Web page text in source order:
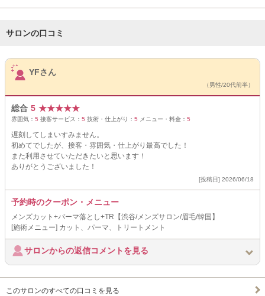
サロンの口コミ
サロンPick Up
YFさん
（男性/20代前半）
総合 5 ★★★★★
雰囲気： 5 接客サービス： 5 技術・仕上がり： 5 メニュー・料金： 5
遅刻してしまいすみません。
初めてでしたが、接客・雰囲気・仕上がり最高でした！
また利用させていただきたいと思います！
ありがとうございました！
[投稿日] 2026/06/18
予約時のクーポン・メニュー
メンズカット+パーマ落とし+TR【渋谷/メンズサロン/眉毛/韓国】
[施術メニュー] カット、パーマ、トリートメント
サロンからの返信コメントを見る
このサロンのすべての口コミを見る